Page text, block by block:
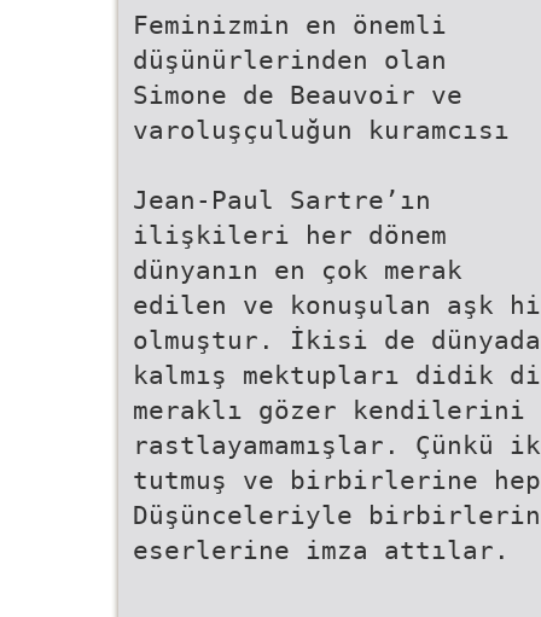
Feminizmin en önemli
düşünürlerinden olan
Simone de Beauvoir ve
varoluşçuluğun kuramcısı
Jean-Paul Sartre’ın
ilişkileri her dönem
dünyanın en çok merak
edilen ve konuşulan aşk
olmuştur. İkisi de
kalmış mektupları didik
meraklı gözer kendilerini
rastlayamamışlar.
tutmuş ve birbirlerine
Düşünceleriyle
eserlerine imza attılar.